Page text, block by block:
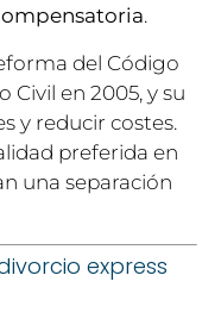
.
del Código
Civil en 2005, y su
y reducir costes.
preferida en
una separación
express